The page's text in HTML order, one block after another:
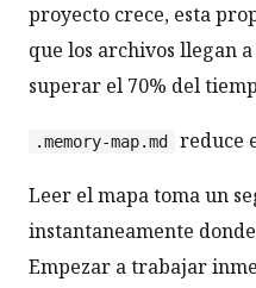
proyecto crece, esta
que los archivos llegan
superar el 70% del
.memory-map.md reduce
Leer el mapa toma un
instantaneamente
Empezar a trabajar